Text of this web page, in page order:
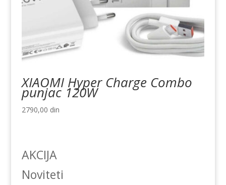
XIAOMI Hyper Charge Combo
punjac 120W
2790,00 din
AKCIJA
Noviteti